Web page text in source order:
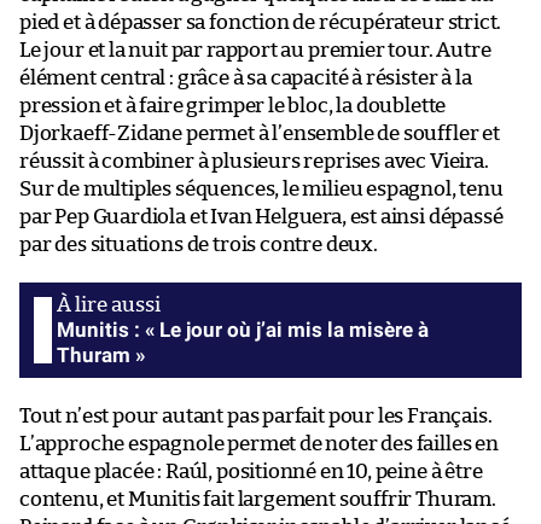
pied et à dépasser sa fonction de récupérateur strict.
Le jour et la nuit par rapport au premier tour. Autre
élément central : grâce à sa capacité à résister à la
pression et à faire grimper le bloc, la doublette
Djorkaeff-Zidane permet à l’ensemble de souffler et
réussit à combiner à plusieurs reprises avec Vieira.
Sur de multiples séquences, le milieu espagnol, tenu
par Pep Guardiola et Ivan Helguera, est ainsi dépassé
par des situations de trois contre deux.
Munitis : « Le jour où j’ai mis la misère à
Thuram »
Tout n’est pour autant pas parfait pour les Français.
L’approche espagnole permet de noter des failles en
attaque placée : Raúl, positionné en 10, peine à être
contenu, et Munitis fait largement souffrir Thuram.